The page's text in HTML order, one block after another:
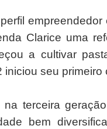
Clarice uma
a cultivar
iniciou seu primeiro
na terceira
bem